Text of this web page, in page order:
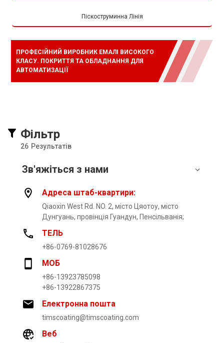
Піскоструминна Лінія
ПРОФЕСІЙНИЙ ВИРОБНИК ЕМАЛІ ВИСОКОГО
КЛАСУ. ПОКРИТТЯ ТА ОБЛАДНАННЯ ДЛЯ
АВТОМАТИЗАЦІЇ
Фільтр
26 Результатів
Зв'яжіться з нами
Адреса штаб-квартири:
Qiaoxin West Rd. NO. 2, місто Цяотоу, місто
Дунгуань, провінція Гуандун, Пенсільванія;
ТЕЛЬ
+86-0769-81028676
МОБ
+86-13923785098
+86-13922867375
Електронна пошта
timscoating@timscoating.com
Веб